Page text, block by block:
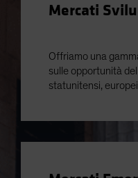
Mercati
Offriamo una
sulle opportunità
statunitensi,